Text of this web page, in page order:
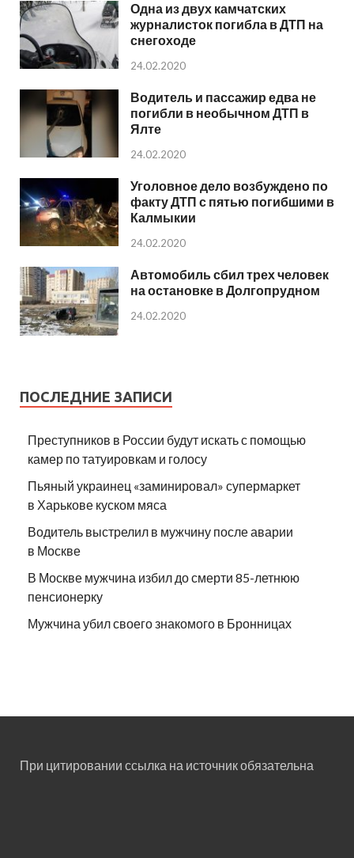
Одна из двух камчатских
журналисток погибла в ДТП на
снегоходе
24.02.2020
Водитель и пассажир едва не
погибли в необычном ДТП в
Ялте
24.02.2020
Уголовное дело возбуждено по
факту ДТП с пятью погибшими в
Калмыкии
24.02.2020
Автомобиль сбил трех человек
на остановке в Долгопрудном
24.02.2020
ПОСЛЕДНИЕ ЗАПИСИ
Преступников в России будут искать с помощью
камер по татуировкам и голосу
Пьяный украинец «заминировал» супермаркет
в Харькове куском мяса
Водитель выстрелил в мужчину после аварии
в Москве
В Москве мужчина избил до смерти 85-летнюю
пенсионерку
Мужчина убил своего знакомого в Бронницах
При цитировании ссылка на источник обязательна